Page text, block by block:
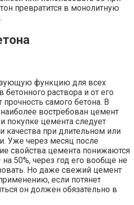
превратится в монолитную
функцию для всех
раствора и от его
прочность самого бетона. В
востребован цемент
цемента следует
качества при длительном или
Уже через месяц после
свойства цемента понижаются
на 50%, через год его вообще не
Но даже свежий цемент
если потянет
он должен обязательно в